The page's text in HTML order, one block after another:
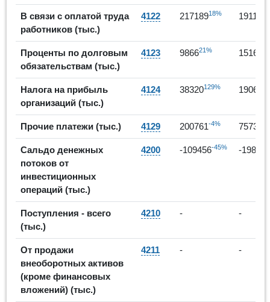
В связи с оплатой труда
работников (тыс.)
4122 21718918% 191179
Проценты по долговым
обязательствам (тыс.)
4123 986621% 15166
Налога на прибыль
организаций (тыс.)
4124 38320129% 19060
Прочие платежи (тыс.) 4129 200761-4% 75730
Сальдо денежных
потоков от
инвестиционных
операций (тыс.)
4200 -109456-45% -198393
Поступления - всего
(тыс.)
4210 - -
От продажи
внеоборотных активов
(кроме финансовых
вложений) (тыс.)
4211 - -